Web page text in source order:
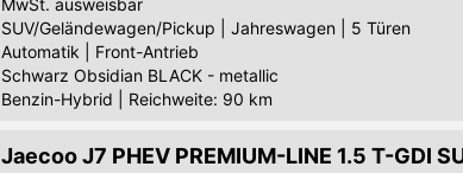
MwSt. ausweisbar
SUV/Geländewagen/Pickup
Jahreswagen
5 Türen
Automatik
Front-Antrieb
Schwarz Obsidian BLACK - metallic
Benzin-Hybrid
Reichweite: 90 km
Jaecoo J7 PHEV PREMIUM-LINE 1.5 T-GDI